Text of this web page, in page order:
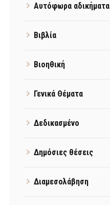
Αυτόφωρα αδικήματα
Βιβλία
Βιοηθική
Γενικά Θέματα
Δεδικασμένο
Δημόσιες θέσεις
Διαμεσολάβηση